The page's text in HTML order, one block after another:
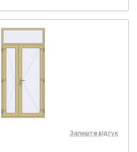
Залиште відгук